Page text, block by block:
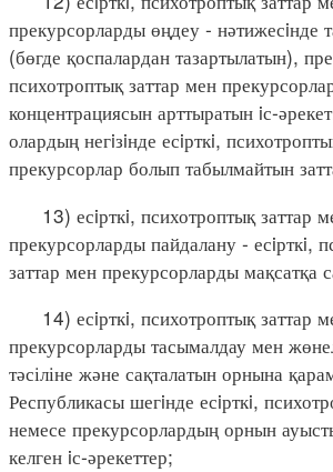
прекурсорларды өңдеу - нәтижесiнде
(бөгде қоспалардан тазартылатын),
психотроптық заттар мен
концентрациясын арттыратын iс-
олардың негiзiнде есiрткi,
прекурсорлар болып табылмайтын
13) есiрткi, психотроптық заттар
прекурсорларды пайдалану - есiрткi,
заттар мен прекурсорларды мақсатқа
14) есiрткi, психотроптық заттар
прекурсорларды тасымалдау мен
тәсіліне және сақталатын орнына
Республикасы шегiнде есiрткi,
немесе прекурсорлардың орнын
келген iс-әрекеттер;